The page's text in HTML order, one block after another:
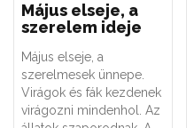
Május elseje, a
szerelem ideje
Május elseje, a
szerelmesek ünnepe.
Virágok és fák kezdenek
virágozni mindenhol. Az